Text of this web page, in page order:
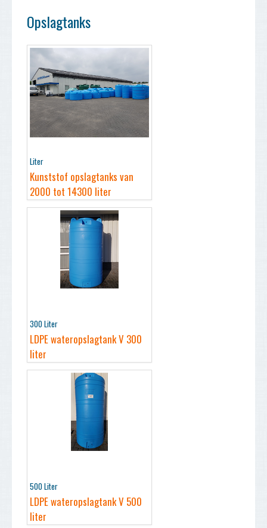
Opslagtanks
Liter
Kunststof opslagtanks van
2000 tot 14300 liter
300 Liter
LDPE wateropslagtank V 300
liter
500 Liter
LDPE wateropslagtank V 500
liter